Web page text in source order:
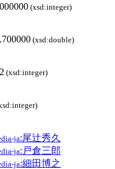
(xsd:integer)
(xsd:double)
(xsd:integer)
ja:尾辻秀久
ja:戸倉三郎
ja:細田博之